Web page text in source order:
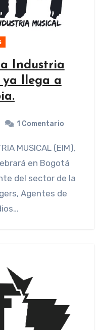
Industria
ya llega a
1 Comentario
en Bogotá
del sector de la
Agentes de